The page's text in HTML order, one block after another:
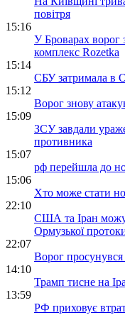
повітря
15:16
У Броварах ворог
комплекс Rozetka
15:14
СБУ затримала в
15:12
Ворог знову
15:09
ЗСУ завдали
противника
15:07
рф перейшла до
15:06
Хто може стати
22:10
США та Іран
Ормузької
22:07
Ворог
14:10
Трамп тисне на
13:59
РФ приховує